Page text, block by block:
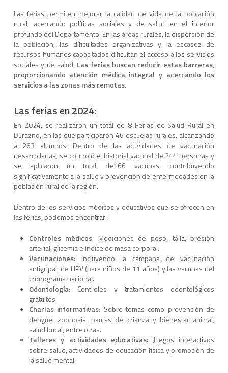
Las ferias permiten mejorar la calidad de vida de la población
rural, acercando políticas sociales y de salud en el interior
profundo del Departamento. En las áreas rurales, la dispersión de
la población, las dificultades organizativas y la escasez de
recursos humanos capacitados dificultan el acceso a los servicios
sociales y de salud. Las ferias buscan reducir estas barreras,
proporcionando atención médica integral y acercando los
servicios a las zonas más remotas.
Las ferias en 2024:
En 2024, se realizaron un total de 8 Ferias de Salud Rural en
Durazno, en las que participaron 46 escuelas rurales, alcanzando
a 263 alumnos. Dentro de las actividades de vacunación
desarrolladas, se controló el historial vacunal de 244 personas y
se aplicaron un total de166 vacunas, contribuyendo
significativamente a la salud y prevención de enfermedades en la
población rural de la región.
Dentro de los servicios médicos y educativos que se ofrecen en
las ferias, podemos encontrar:
Controles médicos: Mediciones de peso, talla, presión
arterial, glicemia e índice de masa corporal.
Vacunaciones: Incluyendo la campaña de vacunación
antigripal, de HPV (para niños de 11 años) y las vacunas del
cronograma nacional.
Odontología:Controles y tratamientos odontológicos
gratuitos.
Charlas informativas: Sobre temas como prevención de
dengue, zoonosis, pautas de crianza y bienestar animal,
salud bucal, entre otras.
Talleres y actividades educativas: Juegos interactivos
sobre salud, actividades de educación física y promoción de
la salud mental.